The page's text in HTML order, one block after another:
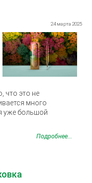
24 марта 2025
что это не
много
уже большой
Подробнее...